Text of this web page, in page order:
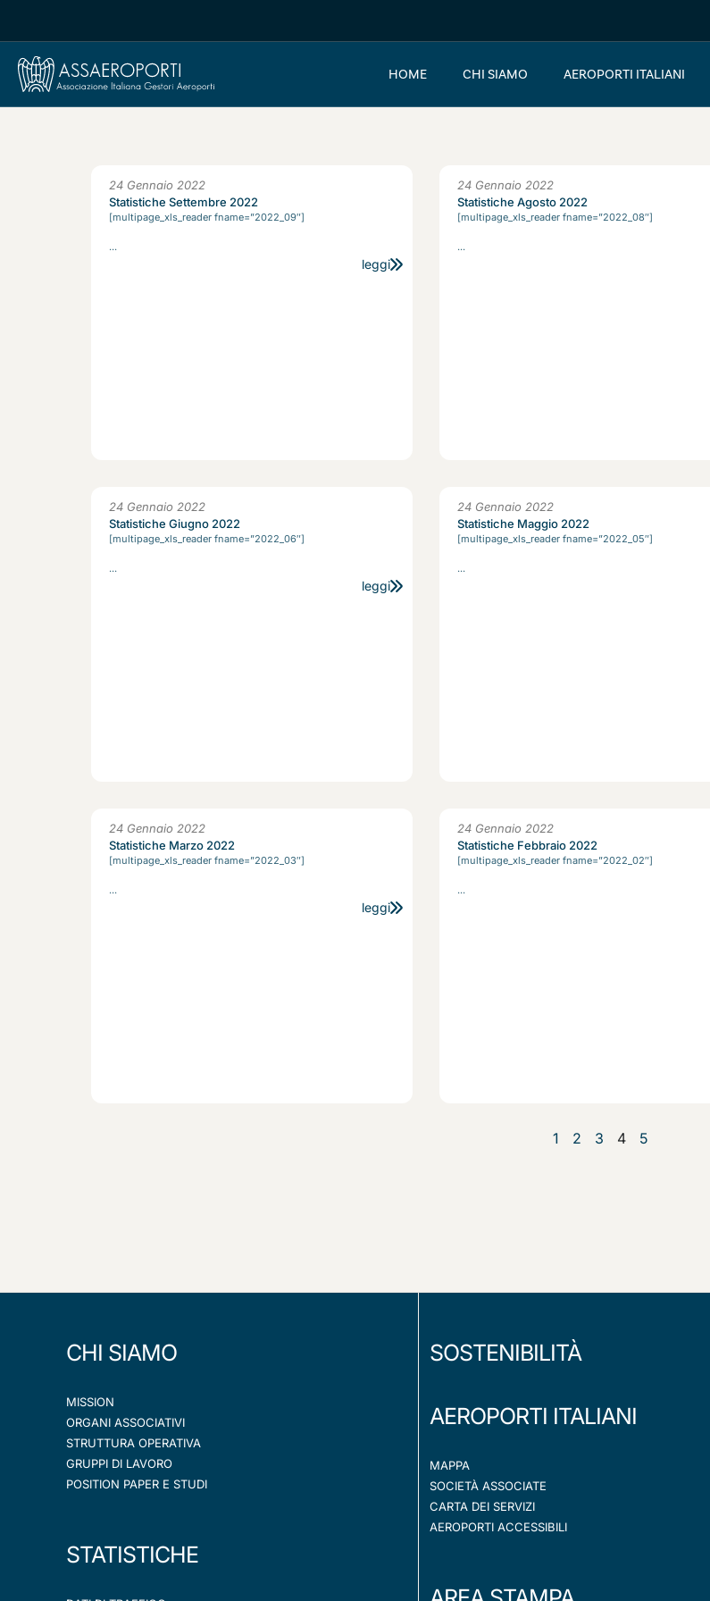
HOME CHI SIAMO AEROPORTI ITALIANI
24 Gennaio 2022
Statistiche Settembre 2022
[multipage_xls_reader fname=”2022_09″]
...
leggi
24 Gennaio 2022
Statistiche Agosto 2022
[multipage_xls_reader fname=”2022_08″]
...
24 Gennaio 2022
Statistiche Giugno 2022
[multipage_xls_reader fname=”2022_06″]
...
leggi
24 Gennaio 2022
Statistiche Maggio 2022
[multipage_xls_reader fname=”2022_05″]
...
24 Gennaio 2022
Statistiche Marzo 2022
[multipage_xls_reader fname=”2022_03″]
...
leggi
24 Gennaio 2022
Statistiche Febbraio 2022
[multipage_xls_reader fname=”2022_02″]
...
1 2 3 4 5
CHI SIAMO
MISSION
ORGANI ASSOCIATIVI
STRUTTURA OPERATIVA
GRUPPI DI LAVORO
POSITION PAPER E STUDI
STATISTICHE
SOSTENIBILITÀ
AEROPORTI ITALIANI
MAPPA
SOCIETÀ ASSOCIATE
CARTA DEI SERVIZI
AEROPORTI ACCESSIBILI